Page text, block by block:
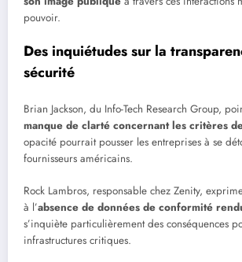
pouvoir.
Des inquiétudes sur la
sécurité
Brian Jackson, du Info-Tech Research Group,
manque de clarté concernant les critères
opacité pourrait pousser les entreprises à se
fournisseurs américains.
Rock Lambros, responsable chez Zenity,
à l’absence de données de conformité
s’inquiète particulièrement des conséquences
infrastructures critiques.